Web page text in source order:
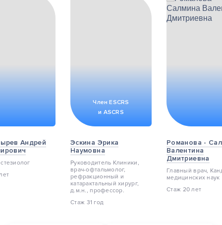
Андрей
Член ESCRS
и ASCRS
Эскина Эрика
Наумовна
Руководитель Клиники,
врач-офтальмолог,
pефракционный и
катарактальный хирург,
д.м.н., профессор.
Стаж 31 год
Романова -
Валентина
Дмитриевна
Главный врач,
медицинских наук
Стаж 20 лет